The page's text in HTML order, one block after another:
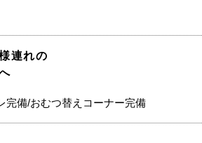
連れの
完備/おむつ替えコーナー完備